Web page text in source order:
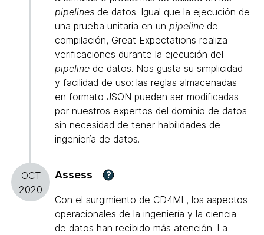
pipelines de datos. Igual que la ejecución de
una prueba unitaria en un pipeline de
compilación, Great Expectations realiza
verificaciones durante la ejecución del
pipeline de datos. Nos gusta su simplicidad
y facilidad de uso: las reglas almacenadas
en formato JSON pueden ser modificadas
por nuestros expertos del dominio de datos
sin necesidad de tener habilidades de
ingeniería de datos.
OCT
2020
Assess ?
Con el surgimiento de CD4ML, los aspectos
operacionales de la ingeniería y la ciencia
de datos han recibido más atención. La